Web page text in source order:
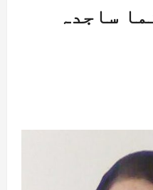
ساجدہ